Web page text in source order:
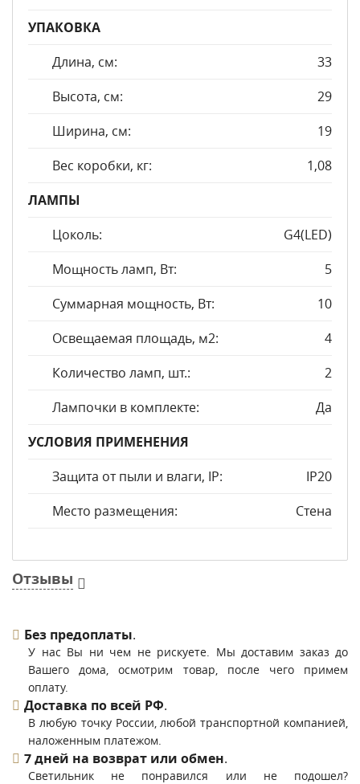
УПАКОВКА
Длина, см:
33
Высота, см:
29
Ширина, см:
19
Вес коробки, кг:
1,08
ЛАМПЫ
Цоколь:
G4(LED)
Мощность ламп, Вт:
5
Суммарная мощность, Вт:
10
Освещаемая площадь, м2:
4
Количество ламп, шт.:
2
Лампочки в комплекте:
Да
УСЛОВИЯ ПРИМЕНЕНИЯ
Защита от пыли и влаги, IP:
IP20
Место размещения:
Стена
Отзывы
Без предоплаты.
У нас Вы ни чем не рискуете. Мы доставим заказ до
Вашего дома, осмотрим товар, после чего примем
оплату.
Доставка по всей РФ.
В любую точку России, любой транспортной компанией,
наложенным платежом.
7 дней на возврат или обмен.
Светильник не понравился или не подошел?